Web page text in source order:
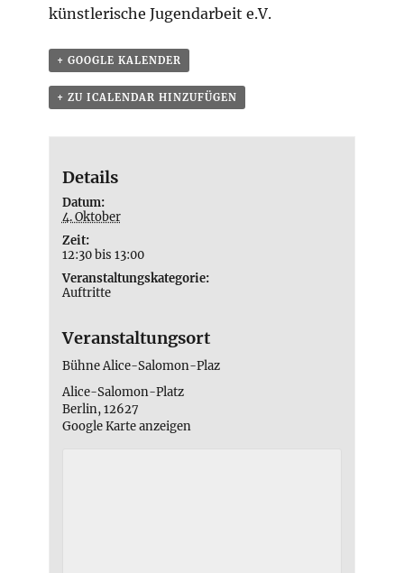
künstlerische Jugendarbeit e.V.
+ GOOGLE KALENDER
+ ZU ICALENDAR HINZUFÜGEN
Details
Datum:
4. Oktober
Zeit:
12:30 bis 13:00
Veranstaltungskategorie:
Auftritte
Veranstaltungsort
Bühne Alice-Salomon-Plaz
Alice-Salomon-Platz
Berlin,12627
Google Karte anzeigen